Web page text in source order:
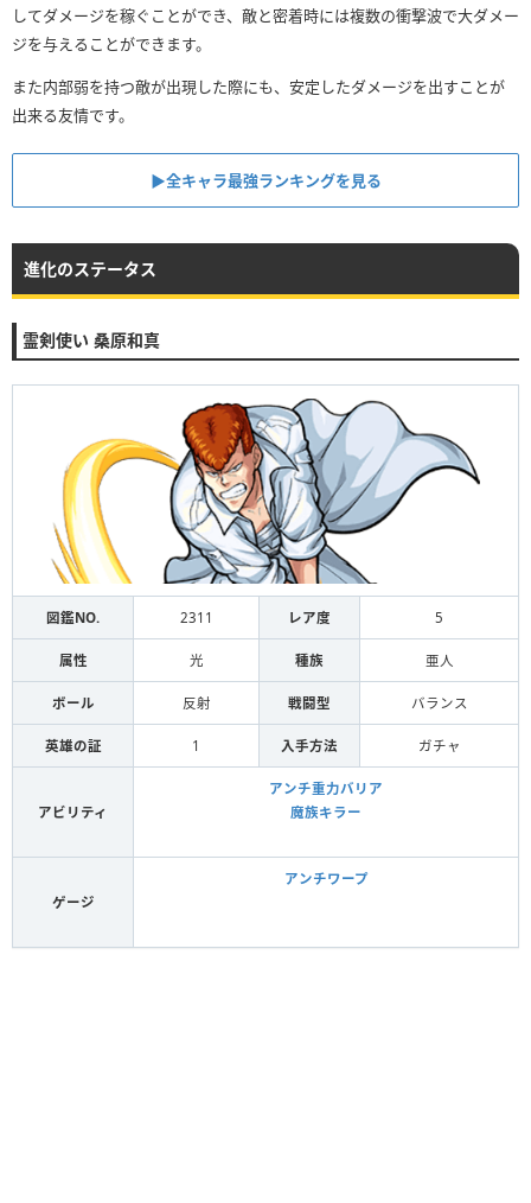
してダメージを稼ぐことができ、敵と密着時には複数の衝撃波で大ダメー
ジを与えることができます。
また内部弱を持つ敵が出現した際にも、安定したダメージを出すことが
出来る友情です。
▶全キャラ最強ランキングを見る
進化のステータス
霊剣使い 桑原和真
図鑑NO. 2311 レア度 5
属性 光 種族 亜人
ボール 反射 戦闘型 バランス
英雄の証 1 入手方法 ガチャ
アビリティ
アンチ重力バリア
魔族キラー
ゲージ
アンチワープ